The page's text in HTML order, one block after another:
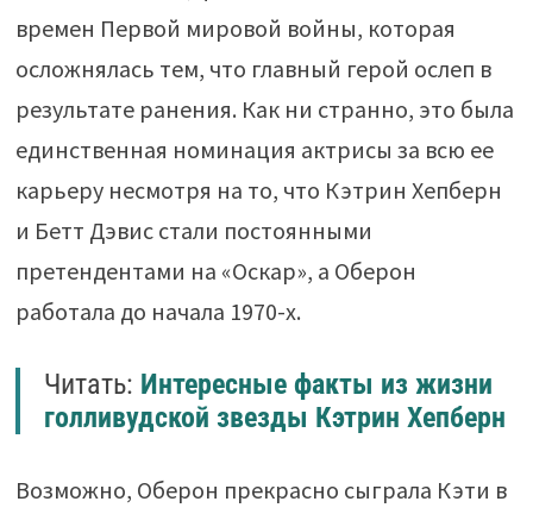
времен Первой мировой войны, которая
осложнялась тем, что главный герой ослеп в
результате ранения. Как ни странно, это была
единственная номинация актрисы за всю ее
карьеру несмотря на то, что Кэтрин Хепберн
и Бетт Дэвис стали постоянными
претендентами на «Оскар», а Оберон
работала до начала 1970-х.
Читать: Интересные факты из жизни
голливудской звезды Кэтрин Хепберн
Возможно, Оберон прекрасно сыграла Кэти в